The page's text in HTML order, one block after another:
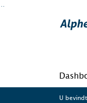
Ga naar de inhoud
U